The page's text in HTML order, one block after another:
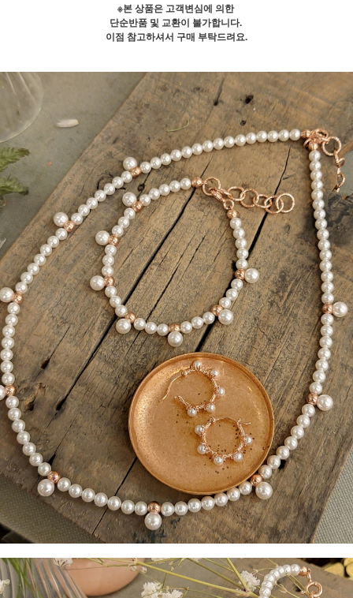
※본 상품은 고객변심에 의한
단순반품 및 교환이 불가합니다.
이점 참고하셔서 구매 부탁드려요.